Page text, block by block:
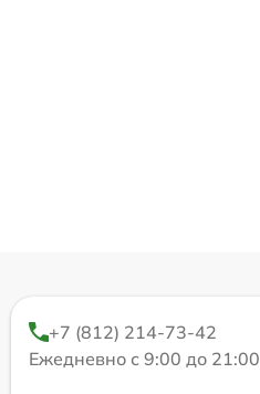
+7 (812) 214-73-42
Ежедневно с 9:00 до 21:00